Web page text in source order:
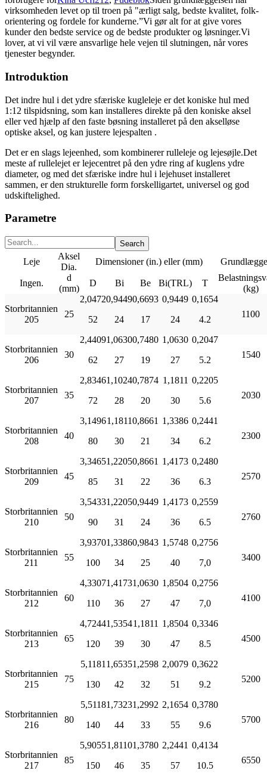
virksomheden levet op til troen på "ærligt salg, bedste kvalitet, folk-
orientering og fordele for kunderne.”Vi gør alt for at give vores
kunder den bedste service og de bedste produkter og løsninger.Vi
lover, at vi vil være ansvarlige hele vejen til slutningen, når vores
tjenester begynder.
Introduktion
Det indre hul i det ydre sfæriske kugleleje er det koniske hul med
1:12 tilspidsning, som kan installeres direkte på den koniske aksel
eller ved hjælp af den faste bøsning installeret på den akselløse
optiske aksel, og kan justere lejespalten .
Det er en slags lejeenhed, som kombinerer rulleleje og lejesøjle.Det
meste af rullelejet er lejecentret på den ydre ring af kuglens ydre
diameter, og med det sfæriske indre hul i lejehuset installeret
sammen, er den strukturelle form forskelligartet, universel og god
udskiftelighed.
Parametre
Leje
Aksel
Dia.
Dimensioner (in.) eller (mm)
Ingen.
d
(mm)
D Bi Be Bi(TRL) T
(kg)
Storbritannien
205
25
2,0472
52
0,9449
24
0,6693
17
0,9449
24
0,1654
4.2
1100
Storbritannien
206
30
2,4409
62
1,0630
27
0,7480
19
1,0630
27
0,2047
5.2
1540
Storbritannien
207
35
2,8346
72
1,1024
28
0,7874
20
1,1811
30
0,2205
5.6
2030
Storbritannien
208
40
3,1496
80
1,1811
30
0,8661
21
1,3386
34
0,2441
6.2
2300
Storbritannien
209
45
3,3465
85
1,2205
31
0,8661
22
1,4173
36
0,2480
6.3
2570
Storbritannien
210
50
3,5433
90
1,2205
31
0,9449
24
1,4173
36
0,2559
6.5
2760
Storbritannien
211
55
3,9370
100
1,3386
34
0,9843
25
1,5748
40
0,2756
7,0
3400
Storbritannien
212
60
4,3307
110
1,4173
36
1,0630
27
1,8504
47
0,2756
7,0
4100
Storbritannien
213
65
4,7244
120
1,5354
39
1,1811
30
1,8504
47
0,3346
8.5
4500
Storbritannien
215
75
5,1181
130
1,6535
42
1,2598
32
2,0079
51
0,3622
9.2
5200
Storbritannien
216
80
5,5118
140
1,7323
44
1,2992
33
2,1654
55
0,3780
9.6
5700
Storbritannien
217
85
5,9055
150
1,8110
46
1,3780
35
2,2441
57
0,4134
10.5
6550